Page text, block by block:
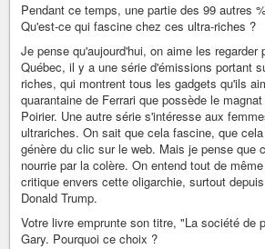
Pendant ce temps, une partie des 99 autres
Qu'est-ce qui fascine chez ces ultra-riches ?
Je pense qu'aujourd'hui, on aime les regarder
Québec, il y a une série d'émissions portant
riches, qui montrent tous les gadgets qu'ils
quarantaine de Ferrari que possède le
Poirier. Une autre série s'intéresse aux
ultrariches. On sait que cela fascine, que
génère du clic sur le web. Mais je pense que
nourrie par la colère. On entend tout de
critique envers cette oligarchie, surtout
Donald Trump.
Votre livre emprunte son titre, "La société de
Gary. Pourquoi ce choix ?